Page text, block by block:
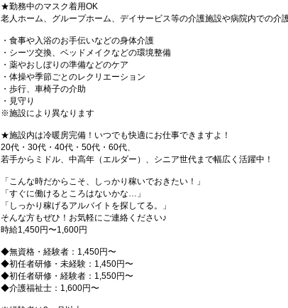
★勤務中のマスク着用OK
老人ホーム、グループホーム、デイサービス等の介護施設や病院内での介
・食事や入浴のお手伝いなどの身体介護
・シーツ交換、ベッドメイクなどの環境整備
・薬やおしぼりの準備などのケア
・体操や季節ごとのレクリエーション
・歩行、車椅子の介助
・見守り
※施設により異なります
★施設内は冷暖房完備！いつでも快適にお仕事できますよ！
20代・30代・40代・50代・60代、
若手からミドル、中高年（エルダー）、シニア世代まで幅広く活躍中！
「こんな時だからこそ、しっかり稼いでおきたい！」
「すぐに働けるところはないかな…」
「しっかり稼げるアルバイトを探してる。」
そんな方もぜひ！お気軽にご連絡ください♪
時給1,450円〜1,600円
◆無資格・経験者：1,450円〜
◆初任者研修・未経験：1,450円〜
◆初任者研修・経験者：1,550円〜
◆介護福祉士：1,600円〜